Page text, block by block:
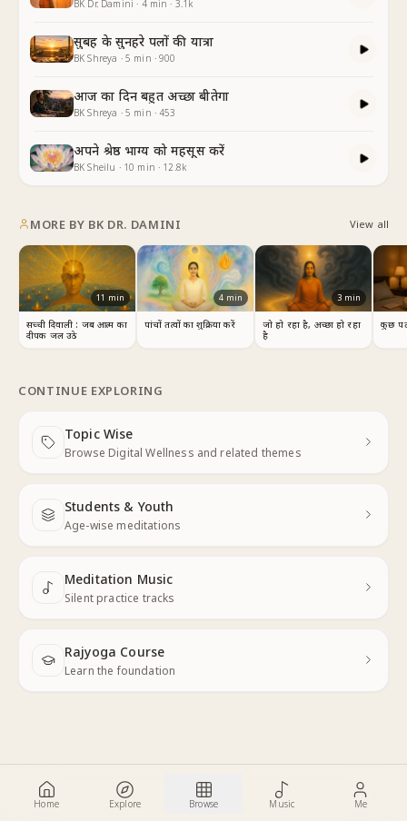
BK Dr. Damini · 4min · 3.1k
सुबह के सुनहरे पलों की यात्रा
BK Shreya · 5 min ·900
आज का दिन बहुत अच्छा बीतेगा
BK Shreya · 5 min ·453
अपने श्रेष्ठ भाग्य को महसूस करें
BK Sheilu · 10 min · 12.8k
MORE BY BK DR. DAMINI View all
11 min
सच्ची दिवाली : जब आत्म का
दीपक जल उठे
4 min
पांचों तत्वों का शुक्रिया करें
3 min
जो हो रहा है, अच्छा हो रहा
है
कुछ
CONTINUE EXPLORING
Topic Wise
Browse Digital Wellness and related themes
Next
Students & Youth
Age-wise meditations
Next
Meditation Music
Silent practice tracks
Next
Rajyoga Course
Learn the foundation
Home Explore Browse Music Me